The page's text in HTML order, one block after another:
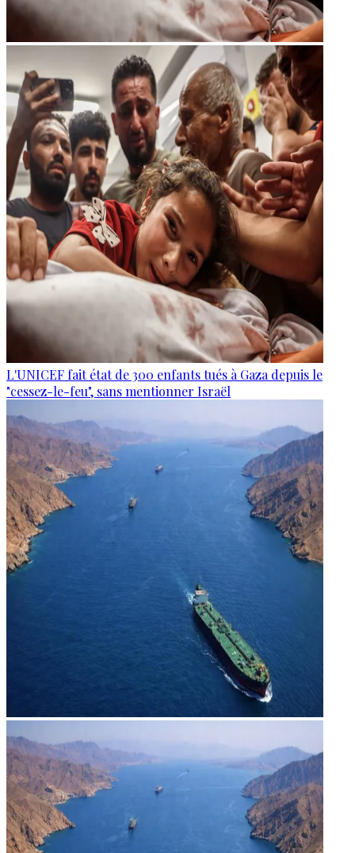
L'UNICEF fait état de 300 enfants tués à Gaza depuis le
"cessez-le-feu", sans mentionner Israël